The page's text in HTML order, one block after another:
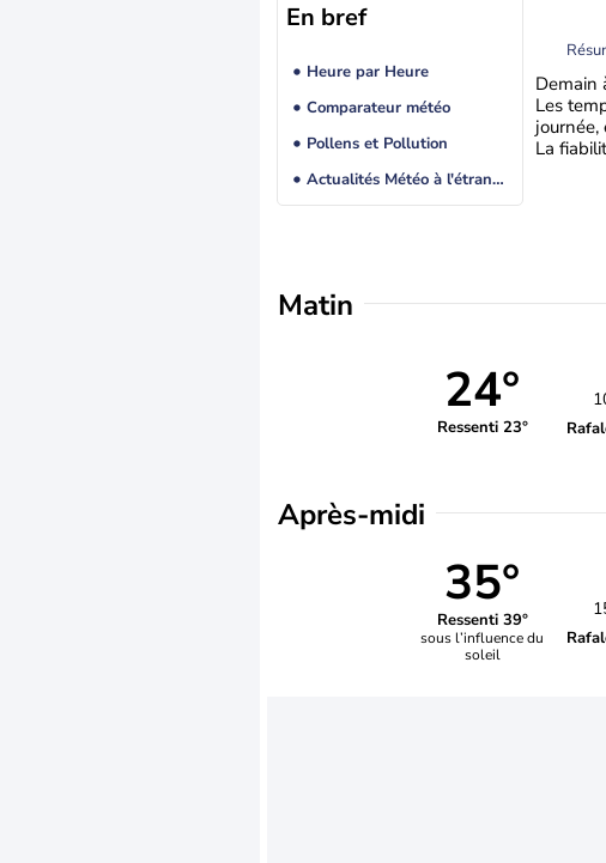
En bref
Heure par Heure
Comparateur météo
Pollens et Pollution
Actualités Météo à l'étranger
Demain
Les
journée,
La
Matin
24°
Ressenti 23°
Après-midi
35°
Ressenti 39°
sous l’influence du
soleil